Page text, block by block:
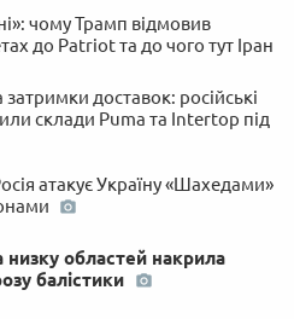
чому Трамп відмовив
до Patriot та до чого тут Іран
затримки доставок: російські
склади Puma та Intertop під
атакує Україну «Шахедами»
низку областей накрила
балістики